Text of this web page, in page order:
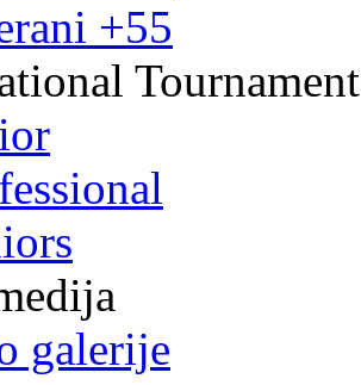
+55
galerije